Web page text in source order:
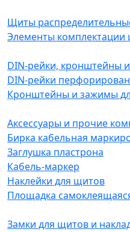
Щиты
Элементы комплектации
DIN-рейки, кронштейны
DIN-рейки
Кронштейны и зажимы
Аксессуары и прочие
Бирка кабельная
Заглушка пластрона
Кабель-маркер
Наклейки для щитов
Площадка
Замки для щитов и